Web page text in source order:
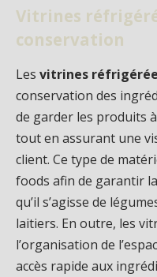
Vitrines
conservation
Les vitrines
conservation des
de garder les produits
tout en assurant une
client. Ce type de
foods afin de garantir
qu’il s’agisse de
laitiers. En outre, les
l’organisation de
accès rapide aux